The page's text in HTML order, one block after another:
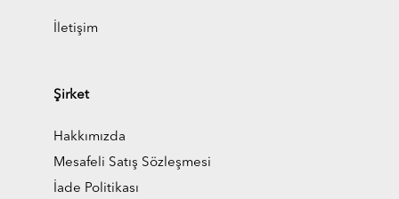
İletişim
Şirket
Hakkımızda
Mesafeli Satış Sözleşmesi
İade Politikası